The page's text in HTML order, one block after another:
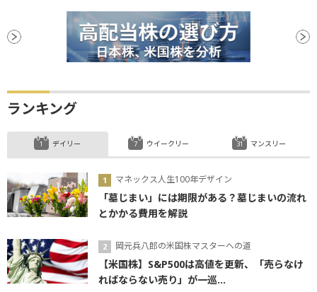
ランキング
デイリー
マネックス人生100年デザイン
「墓じまい」には期限がある？墓じまいの流れ
とかかる費用を解説
岡元兵八郎の米国株マスターへの道
【米国株】S&P500は高値を更新、「売らなけ
ればならない売り」が一巡...
ウイークリー マンスリー